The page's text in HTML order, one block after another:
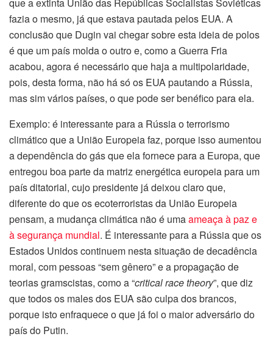
que a extinta União das Repúblicas Socialistas Soviéticas
fazia o mesmo, já que estava pautada pelos EUA. A
conclusão que Dugin vai chegar sobre esta ideia de polos
é que um país molda o outro e, como a Guerra Fria
acabou, agora é necessário que haja a multipolaridade,
pois, desta forma, não há só os EUA pautando a Rússia,
mas sim vários países, o que pode ser benéfico para ela.
Exemplo: é interessante para a Rússia o terrorismo
climático que a União Europeia faz, porque isso aumentou
a dependência do gás que ela fornece para a Europa, que
entregou boa parte da matriz energética europeia para um
país ditatorial, cujo presidente já deixou claro que,
diferente do que os ecoterroristas da União Europeia
pensam, a mudança climática não é umaameaça à paz e
à segurança mundial. É interessante para a Rússia que os
Estados Unidos continuem nesta situação de decadência
moral, com pessoas “sem gênero” e a propagação de
teorias gramscistas, como a “critical race theory”, que diz
que todos os males dos EUA são culpa dos brancos,
porque isto enfraquece o que já foi o maior adversário do
país do Putin.